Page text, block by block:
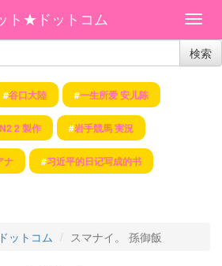
ト★ドットコム
検索
#谷口大陸 #一生所爱 安儿陈
2 製作 #岩手競馬 実況
ナ #习近平的日记写成的书
ットコム スマナイ。 孫御飯